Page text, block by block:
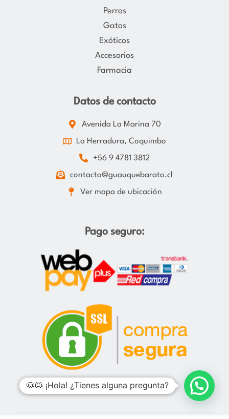
Perros
Gatos
Exóticos
Accesorios
Farmacia
Datos de contacto
Avenida La Marina 70
La Herradura, Coquimbo
+56 9 4781 3812
contacto@guauquebarato.cl
Ver mapa de ubicación
Pago seguro:
🐶🐱 ¡Hola! ¿Tienes alguna pregunta?